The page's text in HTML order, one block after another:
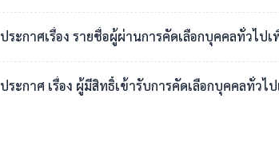
ประกาศเรื่อง รายชื่อผู้ผ่านการคัดเลือกบุคคลทั่วไป
ประกาศ เรื่อง ผู้มีสิทธิ์เข้ารับการคัดเลือกบุคคลทั่ว